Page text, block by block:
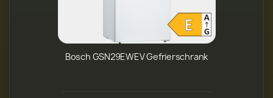
Bosch GSN29EWEV Gefrierschrank